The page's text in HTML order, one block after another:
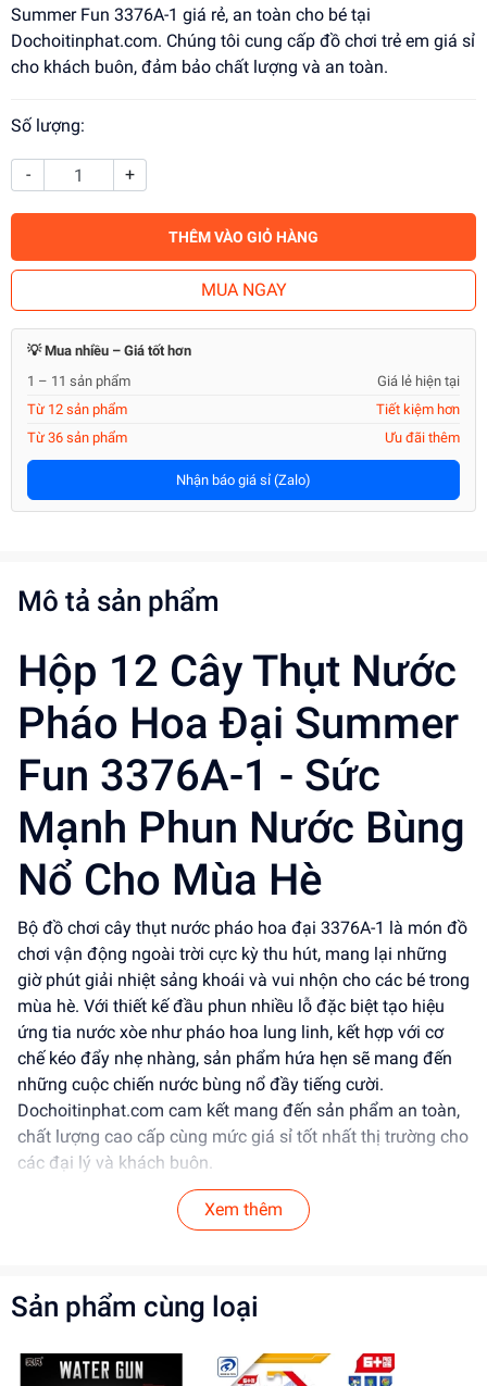
Summer Fun 3376A-1 giá rẻ, an toàn cho bé tại
Dochoitinphat.com. Chúng tôi cung cấp đồ chơi trẻ em giá sỉ
cho khách buôn, đảm bảo chất lượng và an toàn.
Số lượng:
- +
THÊM VÀO GIỎ HÀNG
MUA NGAY
💡 Mua nhiều – Giá tốt hơn
1 – 11 sản phẩm
Giá lẻ hiện tại
Từ 12 sản phẩm
Tiết kiệm hơn
Từ 36 sản phẩm
Ưu đãi thêm
Nhận báo giá sỉ (Zalo)
Mô tả sản phẩm
Hộp 12 Cây Thụt Nước
Pháo Hoa Đại Summer
Fun 3376A-1 - Sức
Mạnh Phun Nước Bùng
Nổ Cho Mùa Hè
Bộ đồ chơi cây thụt nước pháo hoa đại 3376A-1 là món đồ
chơi vận động ngoài trời cực kỳ thu hút, mang lại những
giờ phút giải nhiệt sảng khoái và vui nhộn cho các bé trong
mùa hè. Với thiết kế đầu phun nhiều lỗ đặc biệt tạo hiệu
ứng tia nước xòe như pháo hoa lung linh, kết hợp với cơ
chế kéo đẩy nhẹ nhàng, sản phẩm hứa hẹn sẽ mang đến
những cuộc chiến nước bùng nổ đầy tiếng cười.
Dochoitinphat.com cam kết mang đến sản phẩm an toàn,
chất lượng cao cấp cùng mức giá sỉ tốt nhất thị trường cho
các đại lý và khách buôn.
Tính Năng Nổi Bật
các gam màu bắt mắt như tím, hồng, xanh dương,
vàng. Đỉnh tay cầm hình bông hoa/chân thú ngộ
nghĩnh giúp bé dễ dàng bám nắm.
Xem thêm
Sản phẩm cùng loại